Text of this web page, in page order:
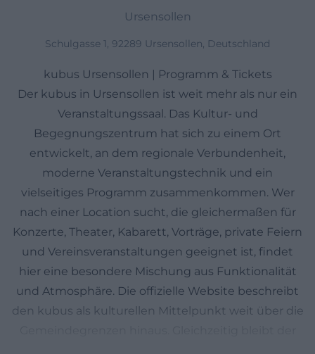
Ursensollen
Schulgasse 1, 92289 Ursensollen, Deutschland
kubus Ursensollen | Programm & Tickets
Der kubus in Ursensollen ist weit mehr als nur ein
Veranstaltungssaal. Das Kultur- und
Begegnungszentrum hat sich zu einem Ort
entwickelt, an dem regionale Verbundenheit,
moderne Veranstaltungstechnik und ein
vielseitiges Programm zusammenkommen. Wer
nach einer Location sucht, die gleichermaßen für
Konzerte, Theater, Kabarett, Vorträge, private Feiern
und Vereinsveranstaltungen geeignet ist, findet
hier eine besondere Mischung aus Funktionalität
und Atmosphäre. Die offizielle Website beschreibt
den kubus als kulturellen Mittelpunkt weit über die